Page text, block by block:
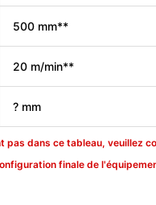
500 mm**
20 m/min**
? mm
dans ce tableau, veuillez
finale de